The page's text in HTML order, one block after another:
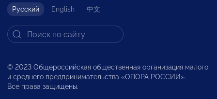
Русский English 中文
© 2023 Общероссийская общественная организация малого
и среднего предпринимательства «ОПОРА РОССИИ».
Все права защищены.